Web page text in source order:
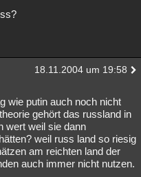
18.11.2004 um 19:58
wie putin auch noch nicht
gehört das russland in
wert weil sie dann
weil russ land so riesig
am reichten land der
auch immer nicht nutzen.